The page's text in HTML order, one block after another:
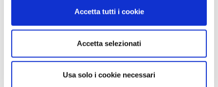
Accetta tutti i cookie
Accetta selezionati
Usa solo i cookie necessari
iscriversi in sei categorie distinte: food,
consegnati e li premierà, con un pacchetto di
comunicazione del valore di 2.000 Euro,